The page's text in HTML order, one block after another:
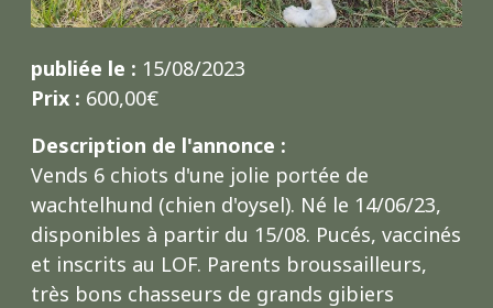
publiée le : 15/08/2023
Prix : 600,00€
Description de l'annonce :
Vends 6 chiots d'une jolie portée de
wachtelhund (chien d'oysel). Né le 14/06/23,
disponibles à partir du 15/08. Pucés, vaccinés
et inscrits au LOF. Parents broussailleurs,
très bons chasseurs de grands gibiers